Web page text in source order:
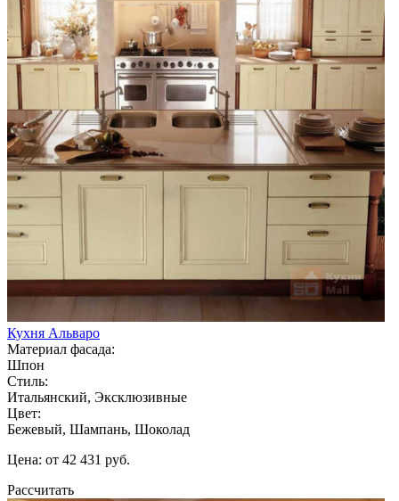
Кухня Альваро
Материал фасада:
Шпон
Стиль:
Итальянский, Эксклюзивные
Цвет:
Бежевый, Шампань, Шоколад
Цена: от 42 431 руб.
Рассчитать